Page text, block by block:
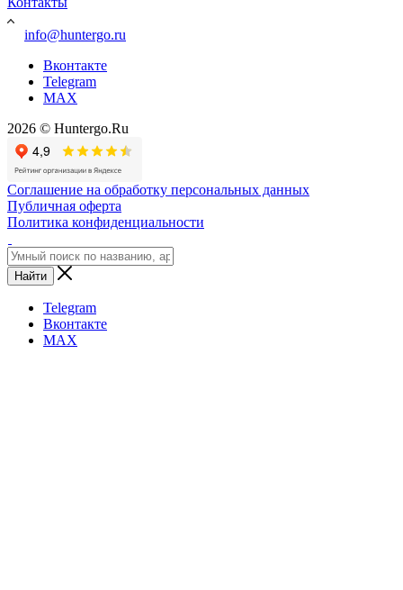
info@huntergo.ru
Вконтакте
Telegram
MAX
2026 © Huntergo.Ru
Соглашение на обработку персональных данных
Публичная оферта
Политика конфиденциальности
Найти
Telegram
Вконтакте
MAX